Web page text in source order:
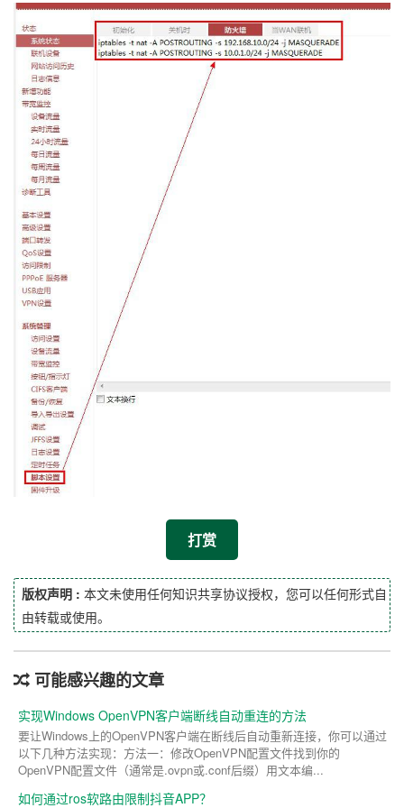
打赏
版权声明 : 本文未使用任何知识共享协议授权，您可以任何形式自
由转载或使用。
可能感兴趣的文章
实现Windows OpenVPN客户端断线自动重连的方法
要让Windows上的OpenVPN客户端在断线后自动重新连接，你可以通过
以下几种方法实现：方法一：修改OpenVPN配置文件找到你的
OpenVPN配置文件（通常是.ovpn或.conf后缀）用文本编...
如何通过ros软路由限制抖音APP？